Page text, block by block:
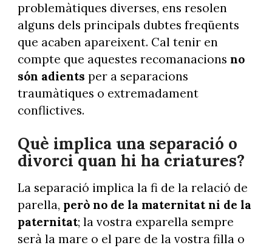
problemàtiques diverses, ens resolen
alguns dels principals dubtes freqüents
que acaben apareixent. Cal tenir en
compte que aquestes recomanacions no
són adients per a separacions
traumàtiques o extremadament
conflictives.
Què implica una separació o
divorci quan hi ha criatures?
La separació implica la fi de la relació de
parella, però no de la maternitat ni de la
paternitat; la vostra exparella sempre
serà la mare o el pare de la vostra filla o